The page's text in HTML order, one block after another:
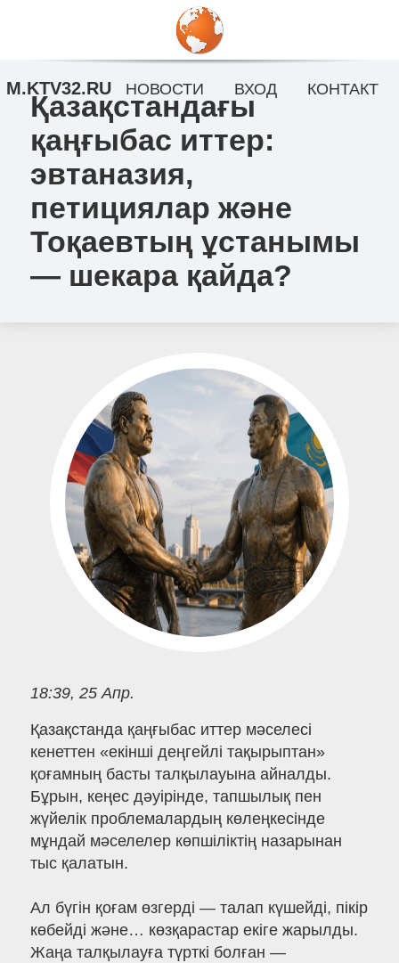
Қазақстандағы
қаңғыбас иттер:
эвтаназия,
петициялар және
Тоқаевтың ұстанымы
— шекара қайда?
18:39, 25 Апр.
Қазақстанда қаңғыбас иттер мәселесі
кенеттен «екінші деңгейлі тақырыптан»
қоғамның басты талқылауына айналды.
Бұрын, кеңес дәуірінде, тапшылық пен
жүйелік проблемалардың көлеңкесінде
мұндай мәселелер көпшіліктің назарынан
тыс қалатын.
Ал бүгін қоғам өзгерді — талап күшейді, пікір
көбейді және… көзқарастар екіге жарылды.
Жаңа талқылауға түрткі болған —
M.KTV32.RU НОВОСТИ ВХОД КОНТАКТ